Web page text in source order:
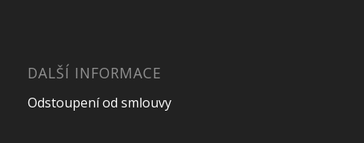
DALŠÍ INFORMACE
Odstoupení od smlouvy